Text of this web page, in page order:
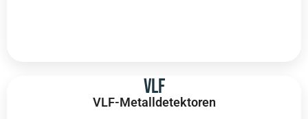
VLF
VLF-Metalldetektoren